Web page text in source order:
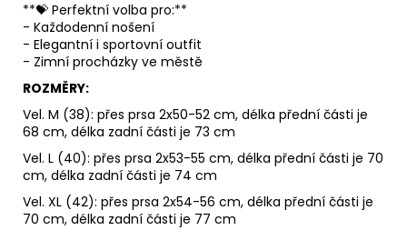
**💝 Perfektní volba pro:**
- Každodenní nošení
- Elegantní i sportovní outfit
- Zimní procházky ve městě
ROZMĚRY:
Vel. M (38): přes prsa 2x50-52 cm, délka přední části je
68 cm, délka zadní části je 73 cm
Vel. L (40): přes prsa 2x53-55 cm, délka přední části je 70
cm, délka zadní části je 74 cm
Vel. XL (42): přes prsa 2x54-56 cm, délka přední části je
70 cm, délka zadní části je 77 cm